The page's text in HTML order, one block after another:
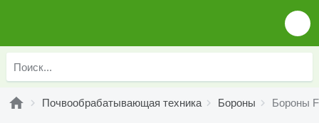
Почвообрабатывающая техника Бороны Бороны